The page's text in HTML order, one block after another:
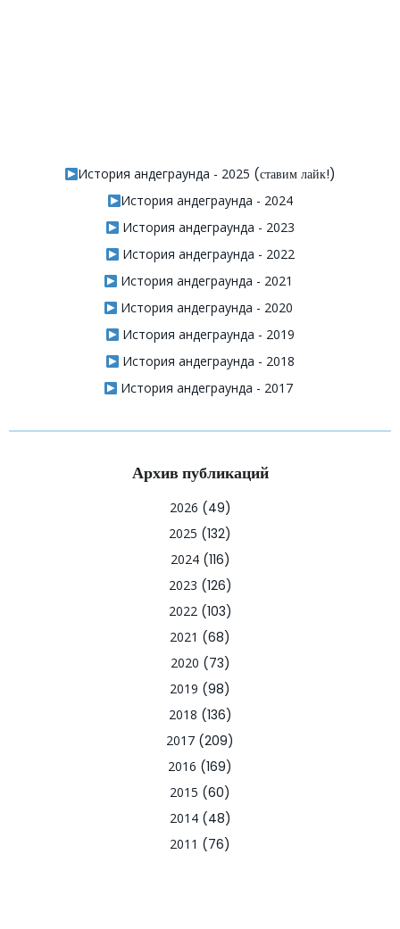
История андеграунда - 2025 (ставим лайк!)
История андеграунда - 2024
История андеграунда - 2023
История андеграунда - 2022
История андеграунда - 2021
История андеграунда - 2020
История андеграунда - 2019
История андеграунда - 2018
История андеграунда - 2017
Архив публикаций
2026 (49)
2025 (132)
2024(116)
2023 (126)
2022(103)
2021 (68)
2020 (73)
2019 (98)
2018 (136)
2017 (209)
2016 (169)
2015 (60)
2014(48)
2011 (76)